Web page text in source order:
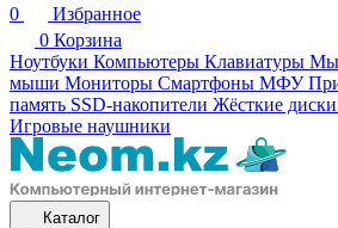
0
Избранное
0 Корзина
Ноутбуки Компьютеры Клавиатуры
мыши Мониторы Смартфоны МФУ
память SSD-накопители Жёсткие диски
Игровые наушники
Каталог